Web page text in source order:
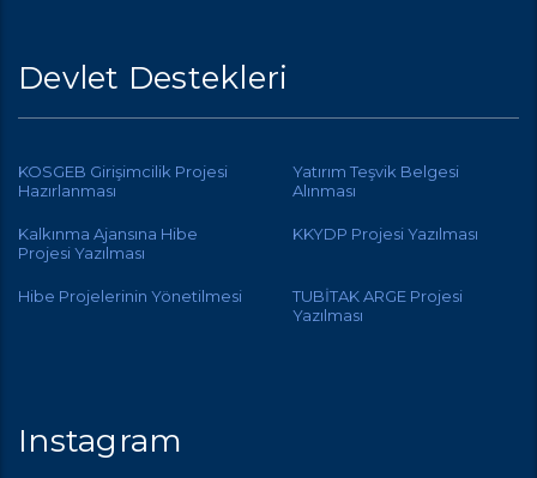
Devlet Destekleri
KOSGEB Girişimcilik Projesi
Hazırlanması
Yatırım Teşvik Belgesi
Alınması
Kalkınma Ajansına Hibe
Projesi Yazılması
KKYDP Projesi Yazılması
Hibe Projelerinin Yönetilmesi
TUBİTAK ARGE Projesi
Yazılması
Instagram